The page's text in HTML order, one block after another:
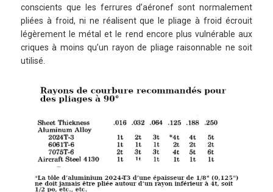
conscients que les ferrures d’aéronef sont normalement
pliées à froid, ni ne réalisent que le pliage à froid écrouit
légèrement le métal et le rend encore plus vulnérable aux
criques à moins qu’un rayon de pliage raisonnable ne soit
utilisé.